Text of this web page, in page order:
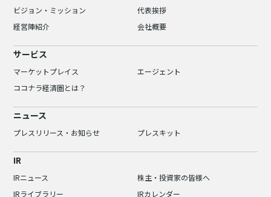
ビジョン・ミッション
代表挨拶
経営陣紹介
会社概要
サービス
マーケットプレイス
エージェント
ココナラ経済圏とは？
ニュース
プレスリリース・お知らせ プレスキット
IR
IRニュース
株主・投資家の皆様へ
IRライブラリー
IRカレンダー